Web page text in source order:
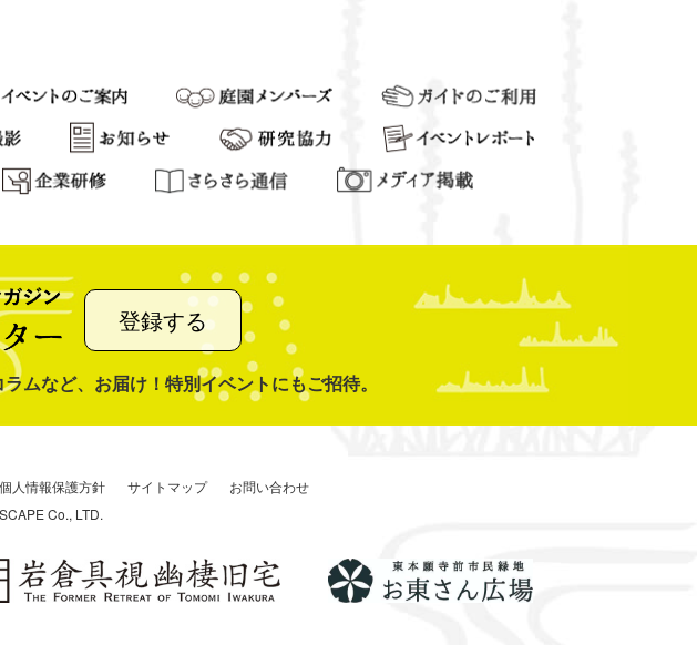
登録する
ムなど、お届け！特別イベントにもご招待。
個人情報保護方針 サイトマップ
お問い合わせ
Co., LTD.